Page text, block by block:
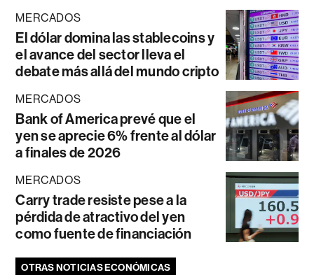
MERCADOS
El dólar domina las stablecoins y
el avance del sector lleva el
debate más allá del mundo cripto
MERCADOS
Bank of America prevé que el
yen se aprecie 6% frente al dólar
a finales de 2026
MERCADOS
Carry trade resiste pese a la
pérdida de atractivo del yen
como fuente de financiación
OTRAS NOTICIAS ECONÓMICAS